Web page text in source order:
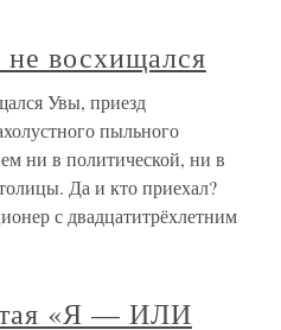
восхищался
Увы, приезд
пыльного
ни в политической, ни в
Да и кто приехал?
с двадцатитрёхлетним
«Я — ИЛИ